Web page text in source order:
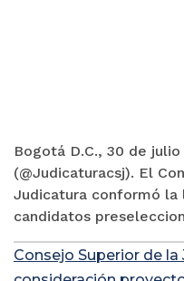
Bogotá D.C., 30 de julio
(@Judicaturacsj). El
Judicatura conformó la
candidatos
Consejo Superior de